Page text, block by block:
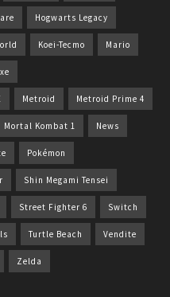
Hogwarts Legacy
Koei-Tecmo Mario
Metroid Metroid Prime 4
Mortal Kombat 1 News
Pokémon
Shin Megami Tensei
Street Fighter 6 Switch
Turtle Beach Vendite
Zelda